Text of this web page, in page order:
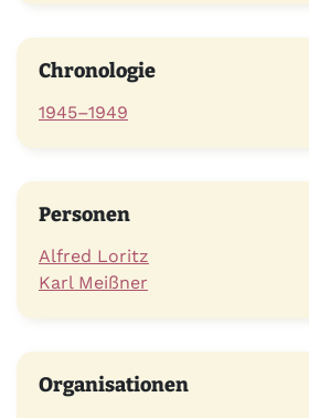
Chronologie
1945–1949
Personen
Alfred Loritz
Karl Meißner
Organisationen